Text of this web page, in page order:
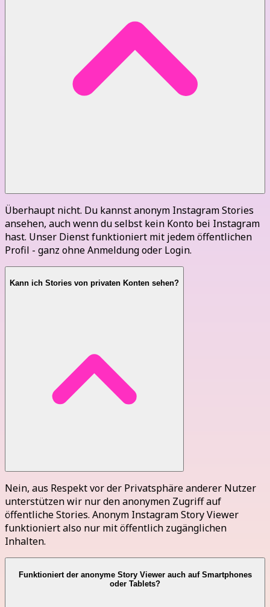
Überhaupt nicht. Du kannst anonym Instagram Stories
ansehen, auch wenn du selbst kein Konto bei Instagram
hast. Unser Dienst funktioniert mit jedem öffentlichen
Profil - ganz ohne Anmeldung oder Login.
Kann ich Stories von privaten Konten sehen?
Nein, aus Respekt vor der Privatsphäre anderer Nutzer
unterstützen wir nur den anonymen Zugriff auf
öffentliche Stories. Anonym Instagram Story Viewer
funktioniert also nur mit öffentlich zugänglichen
Inhalten.
Funktioniert der anonyme Story Viewer auch auf Smartphones
oder Tablets?